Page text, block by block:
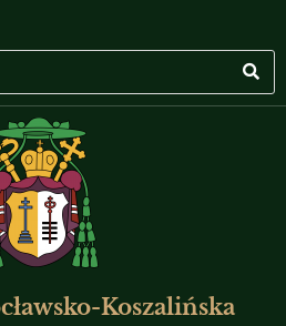
Koszalińska